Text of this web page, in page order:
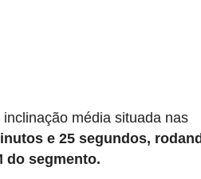
inclinação média situada nas
e 25 segundos,
do segmento.